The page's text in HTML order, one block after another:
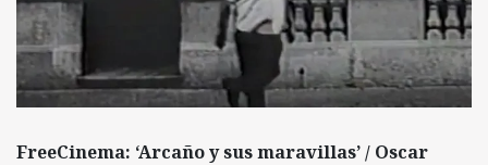
FreeCinema: ‘Arcaño y sus maravillas’ / Oscar